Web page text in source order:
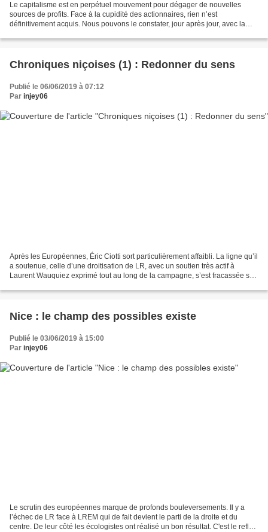
Le capitalisme est en perpétuel mouvement pour dégager de nouvelles
sources de profits. Face à la cupidité des actionnaires, rien n’est
définitivement acquis. Nous pouvons le constater, jour après jour, avec la
Chroniques niçoises (1) : Redonner du sens
Publié le 06/06/2019 à 07:12
Par injey06
Après les Européennes, Éric Ciotti sort particulièrement affaibli. La ligne qu’il
a soutenue, celle d’une droitisation de LR, avec un soutien très actif à
Laurent Wauquiez exprimé tout au long de la campagne, s’est fracassée sur
Nice : le champ des possibles existe
Publié le 03/06/2019 à 15:00
Par injey06
Le scrutin des européennes marque de profonds bouleversements. Il y a
l’échec de LR face à LREM qui de fait devient le parti de la droite et du
centre. De leur côté les écologistes ont réalisé un bon résultat. C'est le reflet